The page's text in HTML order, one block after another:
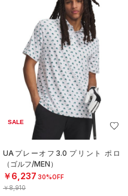
SALE
UAプレーオフ3.0 プリント ポロ
（ゴルフ/MEN）
￥6,237 30%OFF
￥8,910